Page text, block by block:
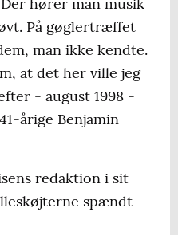
På gøglertræffet
man ikke kendte.
at det her ville jeg
- august 1998 -
årige Benjamin
redaktion i sit
spændt